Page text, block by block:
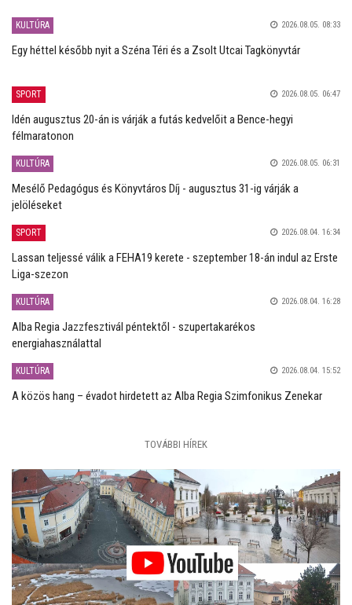
KULTÚRA 2026.08.05. 08:33
Egy héttel később nyit a Széna Téri és a Zsolt Utcai Tagkönyvtár
SPORT 2026.08.05. 06:47
Idén augusztus 20-án is várják a futás kedvelőit a Bence-hegyi
félmaratonon
KULTÚRA 2026.08.05. 06:31
Mesélő Pedagógus és Könyvtáros Díj - augusztus 31-ig várják a
jelöléseket
SPORT 2026.08.04. 16:34
Lassan teljessé válik a FEHA19 kerete - szeptember 18-án indul az Erste
Liga-szezon
KULTÚRA 2026.08.04. 16:28
Alba Regia Jazzfesztivál péntektől - szupertakarékos
energiahasználattal
KULTÚRA 2026.08.04. 15:52
A közös hang – évadot hirdetett az Alba Regia Szimfonikus Zenekar
TOVÁBBI HÍREK